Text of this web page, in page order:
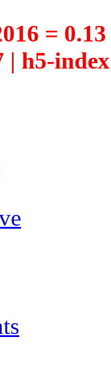
=
| h5-